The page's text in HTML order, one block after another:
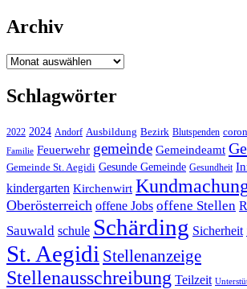
Archiv
Archiv
Schlagwörter
2022 2024 Andorf Ausbildung Bezirk Blutspenden
Familie Feuerwehr gemeinde Gemeindeamt
Gemeinde St. Aegidi Gesunde Gemeinde Gesundheit
kindergarten Kirchenwirt
Oberösterreich offene Jobs offene Stellen
Sauwald schule Schärding Sicherheit
St. Aegidi Stellenanzeige
Stellenausschreibung Teilzeit